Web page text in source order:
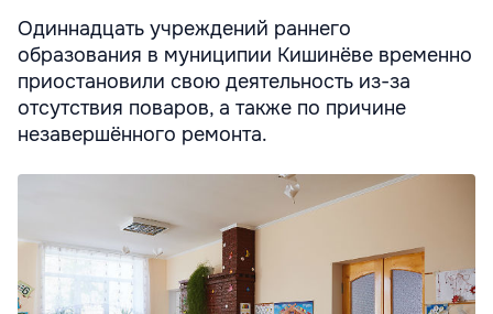
Одиннадцать учреждений раннего
образования в муниципии Кишинёве временно
приостановили свою деятельность из-за
отсутствия поваров, а также по причине
незавершённого ремонта.